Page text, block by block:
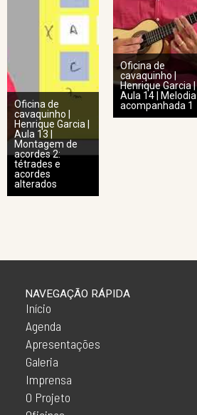
Oficina de
cavaquinho |
Henrique Garcia |
Aula 13 |
Montagem de
acordes 2:
tétrades e
acordes
alterados
Oficina de
cavaquinho |
Henrique Garcia |
Aula 14 | Melodia
acompanhada 1
Início
Agenda
Apresentações
Galeria
Imprensa
O Projeto
NAVEGAÇÃO RÁPIDA